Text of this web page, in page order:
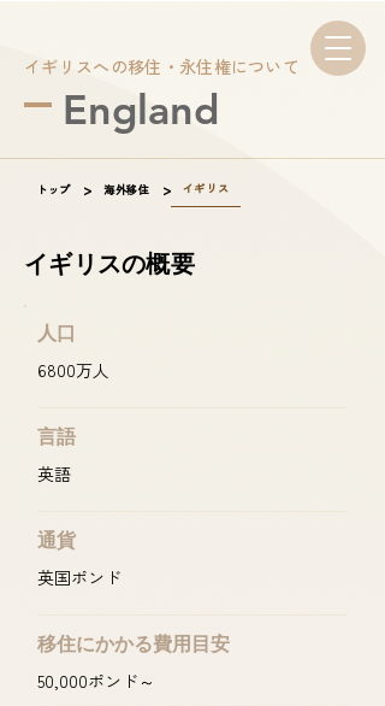
イギリスへの移住・永住権について
England
トップ > 海外移住 > イギリス
イギリスの概要
人口
6800万人
言語
英語
​​通貨
英国ポンド
移住にかかる費用目安
50,000ポンド～